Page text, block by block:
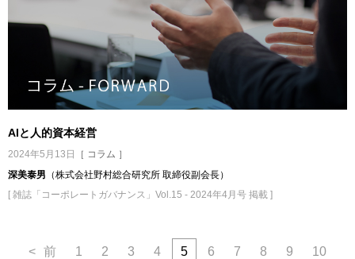
AIと人的資本経営
2024年5月13日
［ コラム ］
深美泰男 （株式会社野村総合研究所 取締役副会長）
[ 雑誌「コーポレートガバナンス」Vol.15 - 2024年4月号 掲載 ]
< 前 1 2 3 4 5 6 7 8 9 10